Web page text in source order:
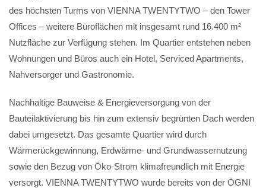
des höchsten Turms von VIENNA TWENTYTWO – den Tower
Offices – weitere Büroflächen mit insgesamt rund 16.400 m²
Nutzfläche zur Verfügung stehen. Im Quartier entstehen neben
Wohnungen und Büros auch ein Hotel, Serviced Apartments,
Nahversorger und Gastronomie.
Nachhaltige Bauweise & Energieversorgung von der
Bauteilaktivierung bis hin zum extensiv begrünten Dach werden
dabei umgesetzt. Das gesamte Quartier wird durch
Wärmerückgewinnung, Erdwärme- und Grundwassernutzung
sowie den Bezug von Öko-Strom klimafreundlich mit Energie
versorgt. VIENNA TWENTYTWO wurde bereits von der ÖGNI